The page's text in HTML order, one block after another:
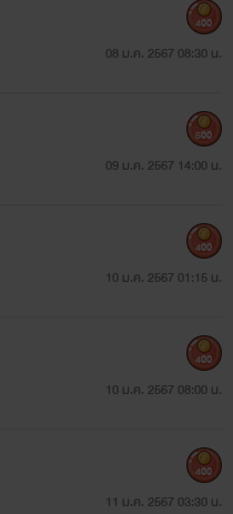
08 ม.ค. 2567 08:30 น.
400
09 ม.ค. 2567 14:00 น.
500
10 ม.ค. 2567 01:15 น.
400
10 ม.ค. 2567 08:00 น.
400
11 ม.ค. 2567 03:30 น.
400